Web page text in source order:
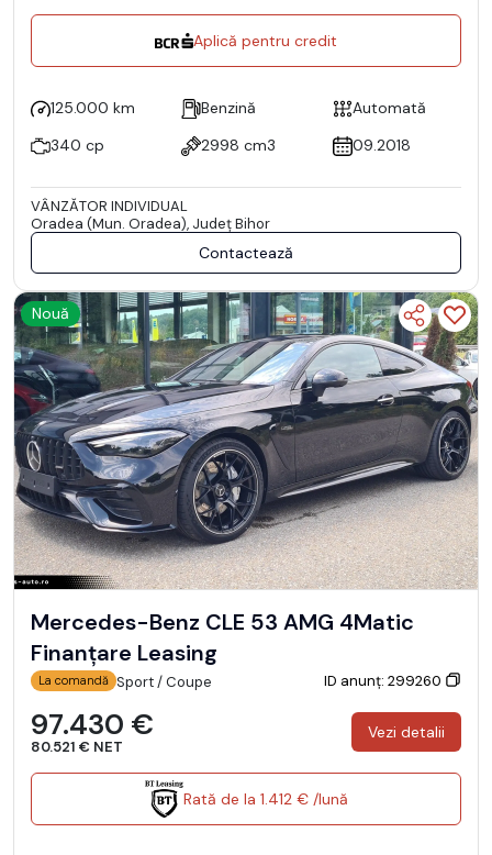
Aplică pentru credit
125.000 km Benzină
Automată
340 cp
2998 cm3 09.2018
VÂNZĂTOR INDIVIDUAL
Oradea (Mun. Oradea), Județ Bihor
Contactează
Nouă
Mercedes-Benz CLE 53 AMG 4Matic
Finanțare Leasing
La comandă Sport / Coupe ID anunț: 299260
97.430 €
80.521 € NET
Vezi detalii
Rată de la 1.412 € /lună